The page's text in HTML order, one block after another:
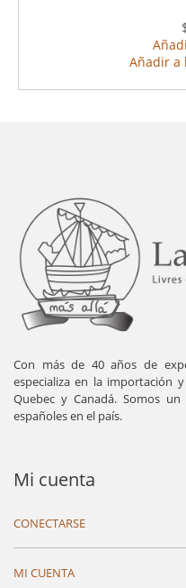
Añadir a
Con más de 40 años de
especializa en la importación
Quebec y Canadá. Somos
españoles en el país.
Mi cuenta
CONECTARSE
MI CUENTA